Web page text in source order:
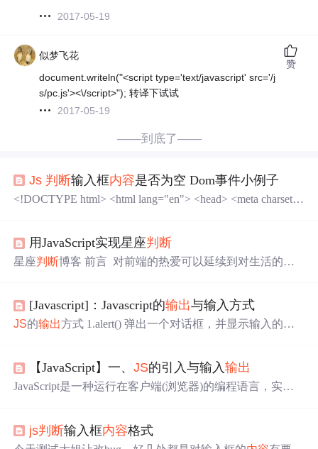
2017-05-19
似梦飞花
document.writeln("<script type='text/javascript' src='/j
s/pc.js'><\/script>"); 转译下试试
2017-05-19
赞
——到底了——
Js 判断输入框内容是否为空 Dom事件小例子
<!DOCTYPE html> <html lang="en"> <head> <meta charset
用JavaScript实现星座判断
星座判断博客 前言 ​ 对前端的热爱可以延续到对生活的热
编程学习不应该只局限于课堂，能够结合自己的想法去做
一些简单的功能实现才是最好的学习方法。因此本周我尝
前，我们需要对...
[Javascript]：Javascript的输出与输入方式
JS的输出方式 1.alert() 弹出一个对话框，并显示输入的信
输出
指定内容 var msg = "输出 一个变量"; alert(msg); //
变量中的内容
【JavaScript】一、JS的引入与输入输出
JavaScript是一种运行在客户端(浏览器)的编程语言，实现
图表单验证 ：针对表单数据的合法性进行
获取接口返回的数据, 渲染到前端页面服务端编程 ：node.
js判断输入框内容格式